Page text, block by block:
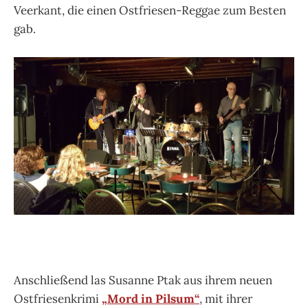
Veerkant, die einen Ostfriesen-Reggae zum Besten
gab.
Anschließend las Susanne Ptak aus ihrem neuen
Ostfriesenkrimi„Mord in Pilsum“, mit ihrer